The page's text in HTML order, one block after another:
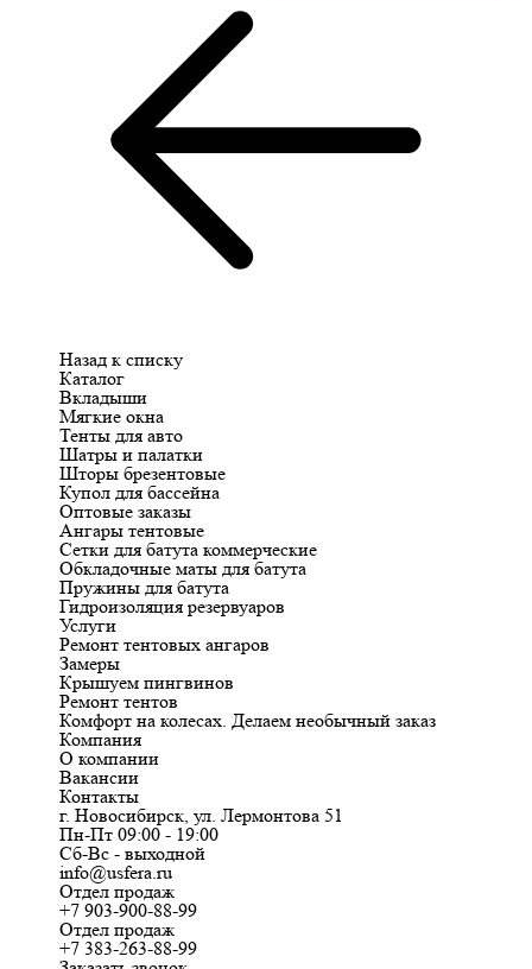
Назад к списку
Каталог
Вкладыши
Мягкие окна
Тенты для авто
Шатры и палатки
Шторы брезентовые
Купол для бассейна
Оптовые заказы
Ангары тентовые
Сетки для батута коммерческие
Обкладочные маты для батута
Пружины для батута
Гидроизоляция резервуаров
Услуги
Ремонт тентовых ангаров
Замеры
Крышуем пингвинов
Ремонт тентов
Комфорт на колесах. Делаем необычный заказ
Компания
О компании
Вакансии
Контакты
г. Новосибирск, ул. Лермонтова 51
Пн-Пт 09:00 - 19:00
Сб-Вс - выходной
info@usfera.ru
Отдел продаж
+7 903-900-88-99
Отдел продаж
+7 383-263-88-99